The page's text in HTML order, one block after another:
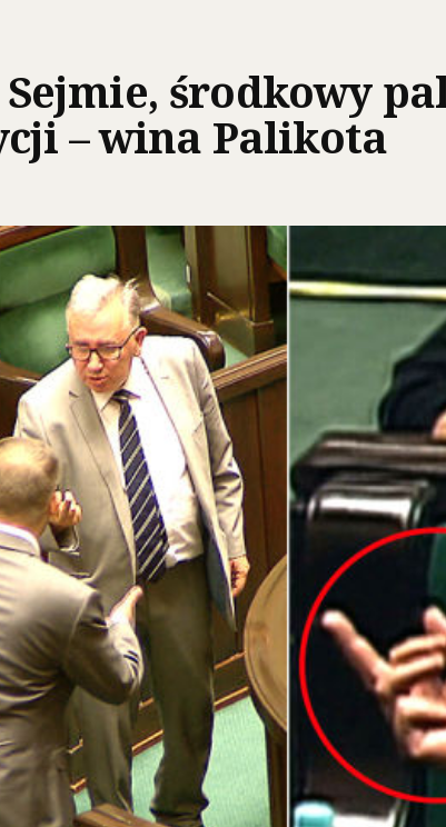
środkowy
– wina Palikota